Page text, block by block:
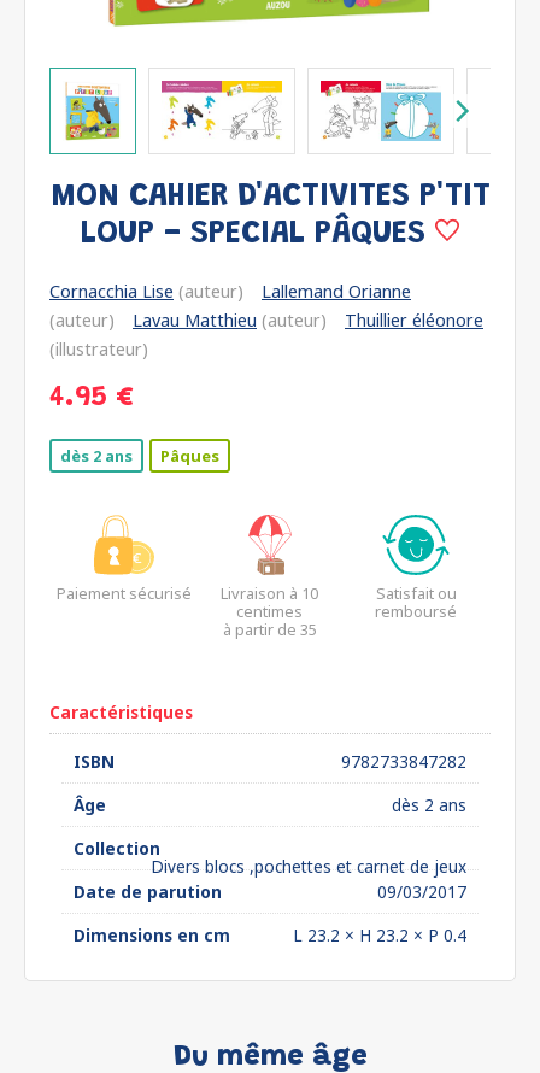
MON CAHIER D'ACTIVITES P'TIT
LOUP - SPECIAL PÂQUES
Cornacchia Lise (auteur)
Lallemand Orianne
(auteur)
Lavau Matthieu (auteur)
Thuillier éléonore
(illustrateur)
4.95 €
dès 2 ans Pâques
Paiement sécurisé
Livraison à 10
centimes
à partir de 35
Satisfait ou
remboursé
Caractéristiques
ISBN
9782733847282
Âge
dès 2 ans
Collection
Divers blocs ,pochettes et carnet de jeux
Date de parution
09/03/2017
Dimensions en cm
L 23.2 × H 23.2 × P 0.4
Du même âge